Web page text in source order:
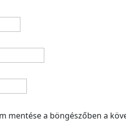
mentése a böngészőben a